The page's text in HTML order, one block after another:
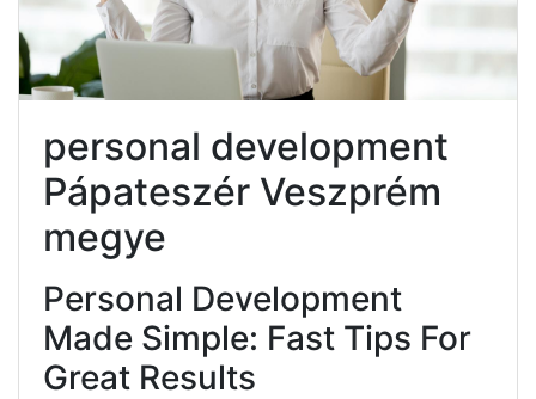
personal development
Pápateszér Veszprém
megye
Personal Development
Made Simple: Fast Tips For
Great Results